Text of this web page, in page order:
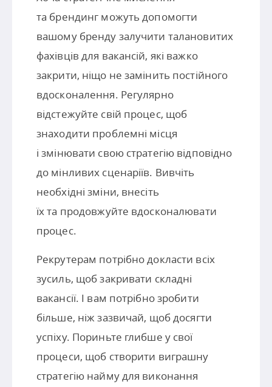
та брендинг можуть допомогти
вашому бренду залучити талановитих
фахівців для вакансій, які важко
закрити, ніщо не замінить постійного
вдосконалення. Регулярно
відстежуйте свій процес, щоб
знаходити проблемні місця
і змінювати свою стратегію відповідно
до мінливих сценаріїв. Вивчіть
необхідні зміни, внесіть
їх та продовжуйте вдосконалювати
процес.
Рекрутерам потрібно докласти всіх
зусиль, щоб закривати складні
вакансії. І вам потрібно зробити
більше, ніж зазвичай, щоб досягти
успіху. Пориньте глибше у свої
процеси, щоб створити виграшну
стратегію найму для виконання